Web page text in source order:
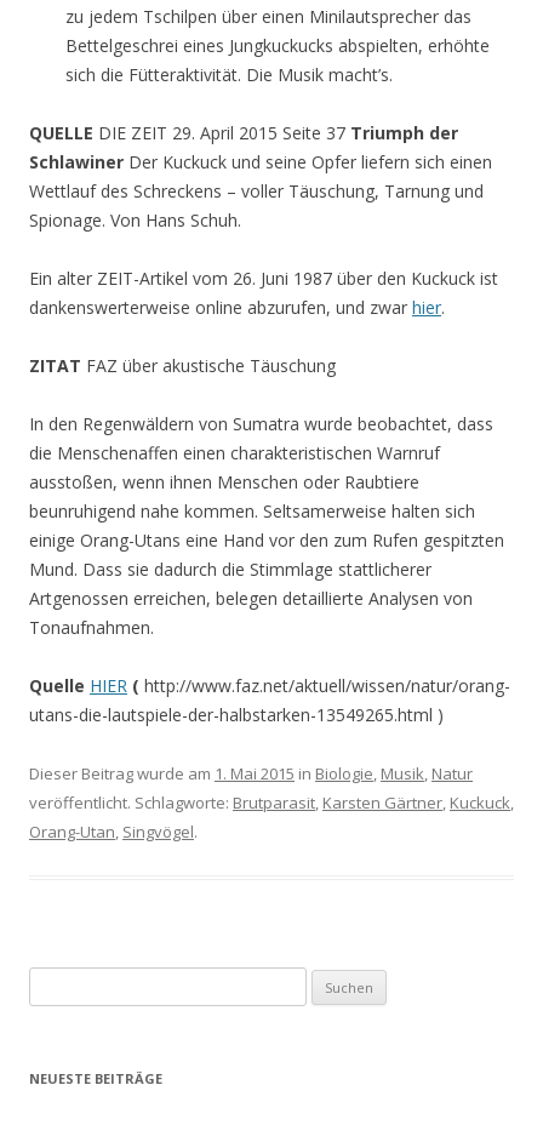
zu jedem Tschilpen über einen Minilautsprecher das
Bettelgeschrei eines Jungkuckucks abspielten, erhöhte
sich die Fütteraktivität. Die Musik macht’s.
QUELLE DIE ZEIT 29. April 2015 Seite 37 Triumph der
Schlawiner Der Kuckuck und seine Opfer liefern sich einen
Wettlauf des Schreckens – voller Täuschung, Tarnung und
Spionage. Von Hans Schuh.
Ein alter ZEIT-Artikel vom 26. Juni 1987 über den Kuckuck ist
dankenswerterweise online abzurufen, und zwar hier.
ZITAT FAZ über akustische Täuschung
In den Regenwäldern von Sumatra wurde beobachtet, dass
die Menschenaffen einen charakteristischen Warnruf
ausstoßen, wenn ihnen Menschen oder Raubtiere
beunruhigend nahe kommen. Seltsamerweise halten sich
einige Orang-Utans eine Hand vor den zum Rufen gespitzten
Mund. Dass sie dadurch die Stimmlage stattlicherer
Artgenossen erreichen, belegen detaillierte Analysen von
Tonaufnahmen.
Quelle HIER ( http://www.faz.net/aktuell/wissen/natur/orang-
utans-die-lautspiele-der-halbstarken-13549265.html )
Dieser Beitrag wurde am 1. Mai 2015 in Biologie, Musik, Natur
veröffentlicht. Schlagworte: Brutparasit, Karsten Gärtner, Kuckuck,
Orang-Utan, Singvögel.
u
h
NEUESTE BEITRÄGE